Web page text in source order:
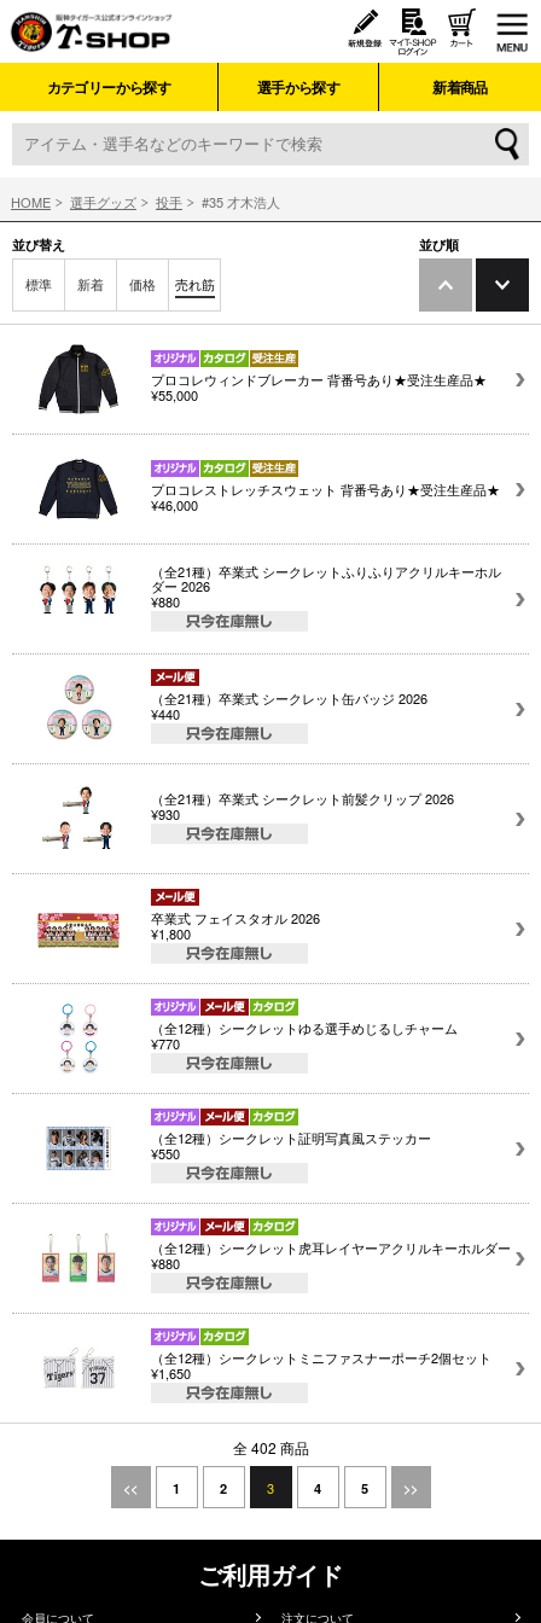
カテゴリーから探す 選手から探す 新着商品
HOME 選手グッズ 投手 #35 才木浩人
並び替え
標準 新着 価格 売れ筋
並び順
プロコレウィンドブレーカー 背番号あり★受注生産品★
¥55,000
プロコレストレッチスウェット 背番号あり★受注生産品★
¥46,000
（全21種）卒業式 シークレットふりふりアクリルキーホル
ダー 2026
¥880
（全21種）卒業式 シークレット缶バッジ 2026
¥440
（全21種）卒業式 シークレット前髪クリップ 2026
¥930
卒業式 フェイスタオル 2026
¥1,800
（全12種）シークレットゆる選手めじるしチャーム
¥770
（全12種）シークレット証明写真風ステッカー
¥550
（全12種）シークレット虎耳レイヤーアクリルキーホルダー
¥880
（全12種）シークレットミニファスナーポーチ2個セット
¥1,650
全 402 商品
<< 1 2 3 4 5 >>
ご利用ガイド
会員について 注文について